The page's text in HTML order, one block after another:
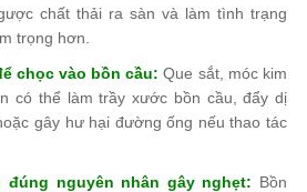
chất thải ra sàn và làm tình trạng
trọng hơn.
chọc vào bồn cầu:Que sắt, móc kim
có thể làm trầy xước bồn cầu, đẩy dị
gây hư hại đường ống nếu thao tác
đúng nguyên nhân gây nghẹt: Bồn